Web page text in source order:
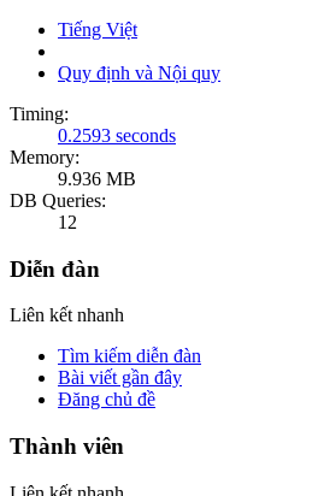
Tiếng Việt
Quy định và Nội quy
Timing:
0.2593 seconds
Memory:
9.936 MB
DB Queries:
12
Diễn đàn
Liên kết nhanh
Tìm kiếm diễn đàn
Bài viết gần đây
Đăng chủ đề
Thành viên